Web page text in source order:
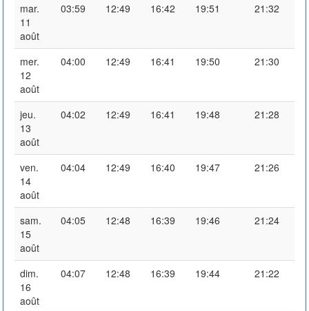
mar.
11
août
03:59 12:49 16:42 19:51 21:32
mer.
12
août
04:00 12:49 16:41 19:50 21:30
jeu.
13
août
04:02 12:49 16:41 19:48 21:28
ven.
14
août
04:04 12:49 16:40 19:47 21:26
sam.
15
août
04:05 12:48 16:39 19:46 21:24
dim.
16
août
04:07 12:48 16:39 19:44 21:22